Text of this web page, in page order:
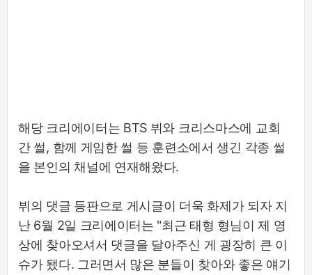
해당 크리에이터는 BTS 뷔와 크리스마스에 교회
간 썰, 함께 게임한 썰 등 훈련소에서 생긴 각종 썰
을 본인의 채널에 연재해왔다.
뷔의 댓글 등판으로 게시글이 더욱 화제가 되자 지
난 6월 2일 크리에이터는 "최근 태형 형님이 제 영
상에 찾아오셔서 댓글을 달아주신 게 굉장히 큰 이
슈가 됐다. 그러면서 많은 분들이 찾아와 좋은 얘기